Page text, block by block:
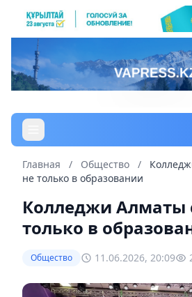
Главная / Общество /
не только в образовании
Колледжи Алматы
только в
Общество 11.06.2026, 20:09